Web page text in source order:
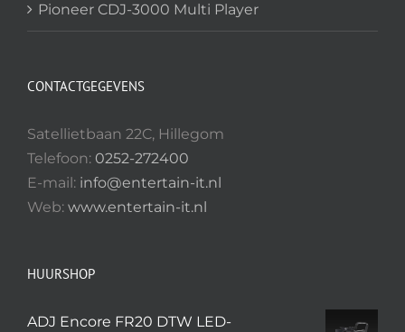
Pioneer CDJ-3000 Multi Player
CONTACTGEGEVENS
Satellietbaan 22C, Hillegom
Telefoon: 0252-272400
E-mail: info@entertain-it.nl
Web: www.entertain-it.nl
HUURSHOP
ADJ Encore FR20 DTW LED-